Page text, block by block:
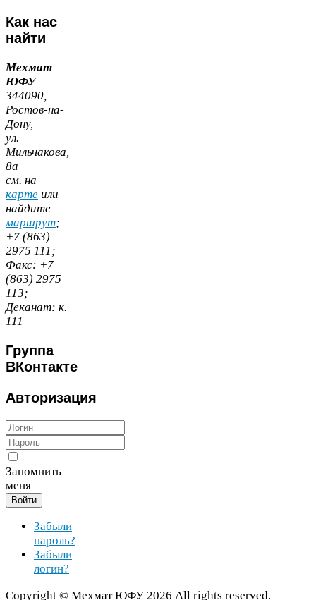
Как нас
найти
Мехмат
ЮФУ
344090,
Ростов-​на-​
Дону,
ул.
Мильчакова,
8а
cм. на
карте или
найдите
маршрут;
+7 (863)
2975 111;
Факс: +7
(863) 2975
113;
Деканат: к.
111
Группа
ВКонтакте
Авторизация
Запомнить
меня
Войти
Забыли
пароль?
Забыли
логин?
Copy­right © МехматЮФУ 2026 All rights reserved.